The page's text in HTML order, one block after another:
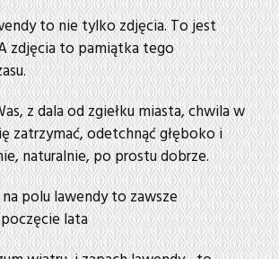
to nie tylko zdjęcia. To jest
zdjęcia to pamiątka tego
z dala od zgiełku miasta, chwila w
zatrzymać, odetchnąć głęboko i
naturalnie, po prostu dobrze.
polu lawendy to zawsze
lata